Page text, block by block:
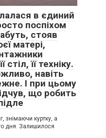
в єдиний
поспіхом
стояв
матері,
стіл, її техніку.
навіть
І при цьому
що робить
знімаючи куртку, а
дня. Залишилося